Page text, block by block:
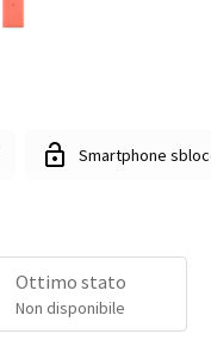
Smartphone
Ottimo stato
Non disponibile